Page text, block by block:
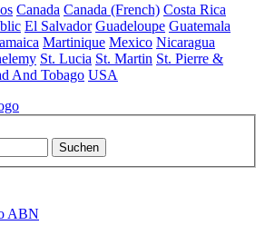
Canada Canada (French) Costa Rica
El Salvador Guadeloupe Guatemala
Martinique Mexico Nicaragua
St. Lucia St. Martin St. Pierre &
And Tobago USA